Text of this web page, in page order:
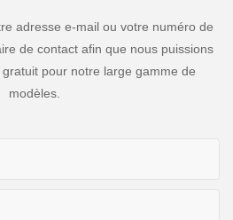
adresse e-mail ou votre numéro de
de contact afin que nous puissions
pour notre large gamme de
modèles.